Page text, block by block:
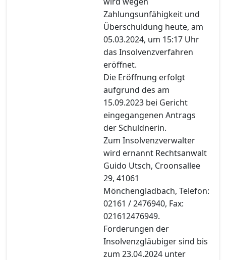
Zahlungsunfähigkeit und
Überschuldung heute, am
05.03.2024, um 15:17 Uhr
das Insolvenzverfahren
eröffnet.
Die Eröffnung erfolgt
aufgrund des am
15.09.2023 bei Gericht
eingegangenen Antrags
der Schuldnerin.
Zum Insolvenzverwalter
wird ernannt Rechtsanwalt
Guido Utsch, Croonsallee
29, 41061
Mönchengladbach, Telefon:
02161 / 2476940, Fax:
021612476949.
Forderungen der
Insolvenzgläubiger sind bis
zum 23.04.2024 unter